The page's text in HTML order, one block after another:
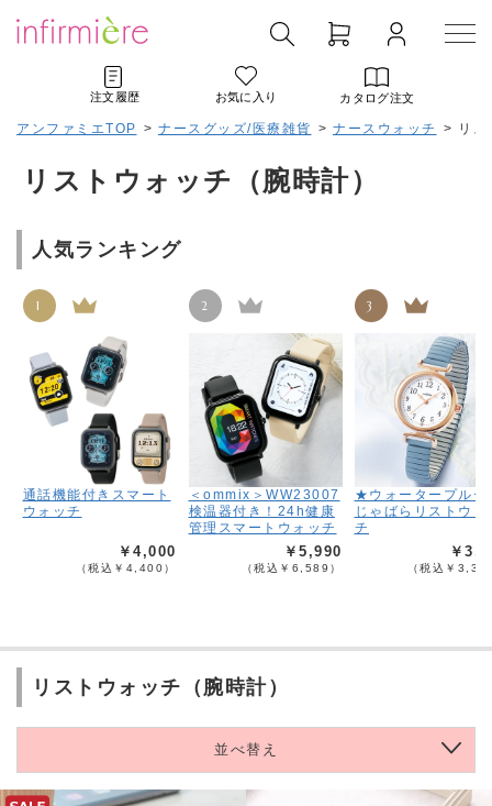
注文履歴 お気に入り カタログ注文
アンファミエTOP > ナースグッズ/医療雑貨 > ナースウォッチ > リ
リストウォッチ（腕時計）
人気ランキング
1
通話機能付きスマート
ウォッチ
￥4,000
（税込￥4,400）
2
＜ommix＞WW23007
検温器付き！24h健康
管理スマートウォッチ
￥5,990
（税込￥6,589）
3
★ウォータープルー
じゃばらリストウォ
チ
￥
（税込￥
リストウォッチ（腕時計）
並べ替え